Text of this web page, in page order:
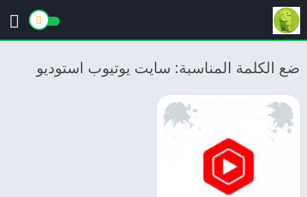
ضع الكلمة المناسبة: سایت یوتیوب استودیو